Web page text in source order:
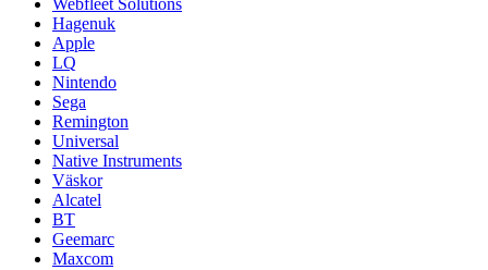
Webfleet Solutions
Hagenuk
Apple
LQ
Nintendo
Sega
Remington
Universal
Native Instruments
Väskor
Alcatel
BT
Geemarc
Maxcom